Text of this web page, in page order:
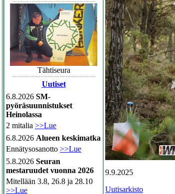
Tähtiseura
Uutiset
6.8.2026 SM-
pyöräsuunnistukset
Heinolassa
2 mitalia >>Lue
6.8.2026 Alueen keskimatka
Ennätysosanotto >>Lue
5.8.2026 Seuran
mestaruudet vuonna 2026
Mitellään 3.8, 26.8 ja 28.10
>>Lue
9.9.2025
Uutisarkisto